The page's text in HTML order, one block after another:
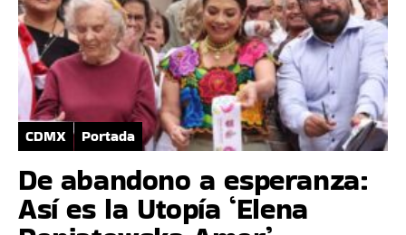
CDMX Portada
De abandono a esperanza:
Así es la Utopía ‘Elena